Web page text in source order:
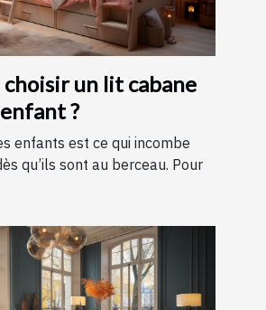
un lit cabane
?
enfants est ce qui incombe
qu’ils sont au berceau. Pour